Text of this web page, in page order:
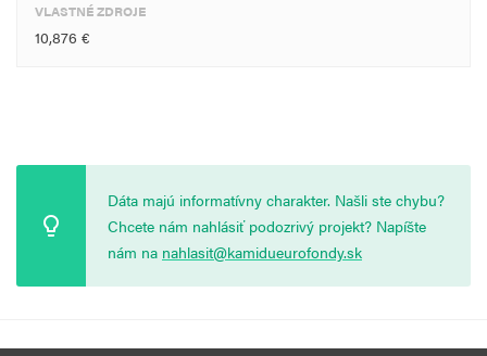
VLASTNÉ ZDROJE
10,876 €
Dáta majú informatívny charakter. Našli ste chybu?
Chcete nám nahlásiť podozrivý projekt? Napíšte
nám na nahlasit@kamidueurofondy.sk